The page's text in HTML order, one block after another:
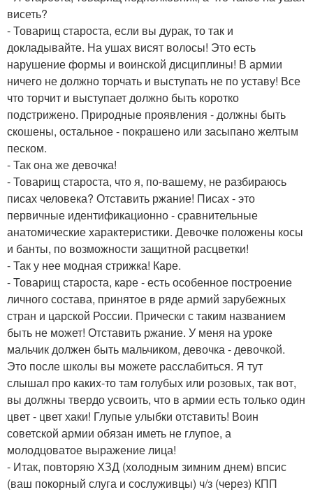
висеть?
- Товарищ староста, если вы дурак, то так и
докладывайте. На ушах висят волосы! Это есть
нарушение формы и воинской дисциплины! В армии
ничего не должно торчать и выступать не по уставу! Все
что торчит и выступает должно быть коротко
подстрижено. Природные проявления - должны быть
скошены, остальное - покрашено или засыпано желтым
песком.
- Так она же девочка!
- Товарищ староста, что я, по-вашему, не разбираюсь
писах человека? Отставить ржание! Писах - это
первичные идентификационно - сравнительные
анатомические характеристики. Девочке положены косы
и банты, по возможности защитной расцветки!
- Так у нее модная стрижка! Каре.
- Товарищ староста, каре - есть особенное построение
личного состава, принятое в ряде армий зарубежных
стран и царской России. Прически с таким названием
быть не может! Отставить ржание. У меня на уроке
мальчик должен быть мальчиком, девочка - девочкой.
Это после школы вы можете расслабиться. Я тут
слышал про каких-то там голубых или розовых, так вот,
вы должны твердо усвоить, что в армии есть только один
цвет - цвет хаки! Глупые улыбки отставить! Воин
советской армии обязан иметь не глупое, а
молодцоватое выражение лица!
- Итак, повторяю ХЗД (холодным зимним днем) впсис
(ваш покорный слуга и сослуживцы) ч/з (через) КПП